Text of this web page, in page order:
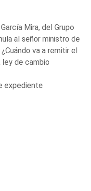
Mira, del Grupo
al señor ministro de
va a remitir el
ley de cambio
expediente